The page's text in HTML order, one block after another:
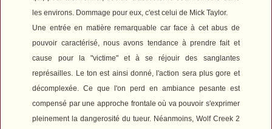
les environs. Dommage pour eux, c'est celui de Mick Taylor.
Une entrée en matière remarquable car face à cet abus de
pouvoir caractérisé, nous avons tendance à prendre fait et
cause pour la "victime" et à se réjouir des sanglantes
représailles. Le ton est ainsi donné, l'action sera plus gore et
décomplexée. Ce que l'on perd en ambiance pesante est
compensé par une approche frontale où va pouvoir s'exprimer
pleinement la dangerosité du tueur. Néanmoins, Wolf Creek 2